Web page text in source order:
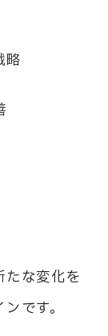
略
な変化を
です。